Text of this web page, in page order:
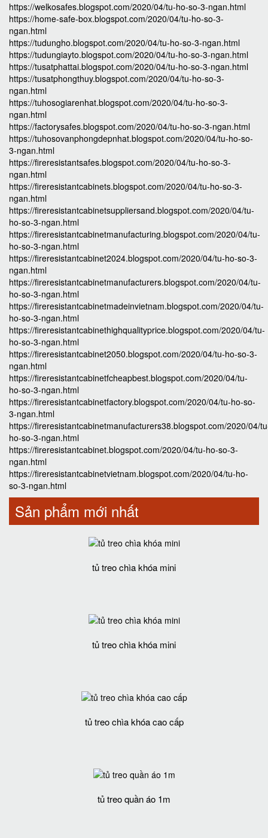
https://welkosafes.blogspot.com/2020/04/tu-ho-so-3-ngan.html
https://home-safe-box.blogspot.com/2020/04/tu-ho-so-3-
ngan.html
https://tudungho.blogspot.com/2020/04/tu-ho-so-3-ngan.html
https://tudungiayto.blogspot.com/2020/04/tu-ho-so-3-ngan.html
https://tusatphattai.blogspot.com/2020/04/tu-ho-so-3-ngan.html
https://tusatphongthuy.blogspot.com/2020/04/tu-ho-so-3-
ngan.html
https://tuhosogiarenhat.blogspot.com/2020/04/tu-ho-so-3-
ngan.html
https://factorysafes.blogspot.com/2020/04/tu-ho-so-3-ngan.html
https://tuhosovanphongdepnhat.blogspot.com/2020/04/tu-ho-so-
3-ngan.html
https://fireresistantsafes.blogspot.com/2020/04/tu-ho-so-3-
ngan.html
https://fireresistantcabinets.blogspot.com/2020/04/tu-ho-so-3-
ngan.html
https://fireresistantcabinetsuppliersand.blogspot.com/2020/04/tu-
ho-so-3-ngan.html
https://fireresistantcabinetmanufacturing.blogspot.com/2020/04/tu-
ho-so-3-ngan.html
https://fireresistantcabinet2024.blogspot.com/2020/04/tu-ho-so-3-
ngan.html
https://fireresistantcabinetmanufacturers.blogspot.com/2020/04/tu-
ho-so-3-ngan.html
https://fireresistantcabinetmadeinvietnam.blogspot.com/2020/04/tu-
ho-so-3-ngan.html
https://fireresistantcabinethighqualityprice.blogspot.com/2020/04/tu-
ho-so-3-ngan.html
https://fireresistantcabinet2050.blogspot.com/2020/04/tu-ho-so-3-
ngan.html
https://fireresistantcabinetfcheapbest.blogspot.com/2020/04/tu-
ho-so-3-ngan.html
https://fireresistantcabinetfactory.blogspot.com/2020/04/tu-ho-so-
3-ngan.html
https://fireresistantcabinetmanufacturers38.blogspot.com/2020/04/
ho-so-3-ngan.html
https://fireresistantcabinet.blogspot.com/2020/04/tu-ho-so-3-
ngan.html
https://fireresistantcabinetvietnam.blogspot.com/2020/04/tu-ho-
so-3-ngan.html
Sản phẩm mới nhất
tủ treo chìa khóa mini
tủ treo chìa khóa mini
tủ treo chìa khóa cao cấp
tủ treo quần áo 1m